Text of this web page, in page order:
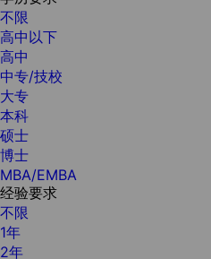
不限
高中以下
高中
中专/技校
大专
本科
硕士
博士
MBA/EMBA
经验要求
不限
1年
2年